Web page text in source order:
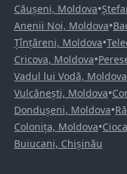
Căușeni, Moldova•
Anenii Noi, Moldova•
Țînțăreni, Moldova•
Cricova, Moldova•
Vadul lui Vodă, Moldova
Vulcănești, Moldova•
Dondușeni, Moldova•
Colonița, Moldova•
Buiucani, Chișinău